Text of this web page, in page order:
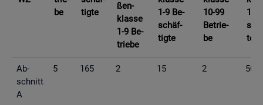
be
tig­te
ßen­
klas­se
1-9 Be­
trie­be
1-9 Be­
schäf­
tig­te
10-99
Be­trie­
be
10-
te
Ab­
schnitt
A
5 165 2 15 2 50